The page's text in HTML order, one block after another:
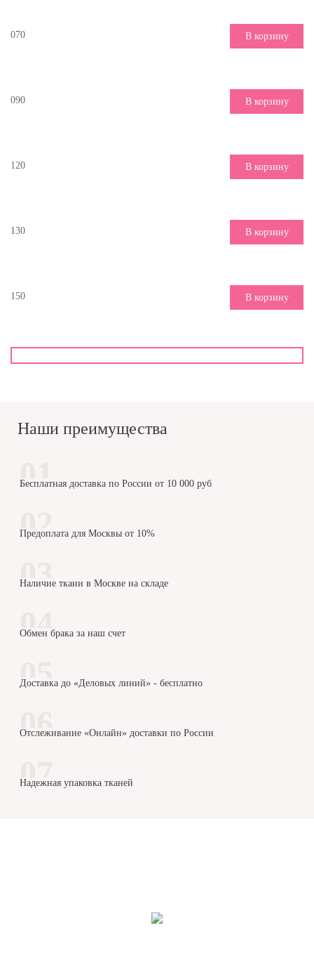
070 В корзину
090 В корзину
120 В корзину
130 В корзину
150 В корзину
Наши преимущества
Бесплатная доставка по России от 10 000 руб
Предоплата для Москвы от 10%
Наличие ткани в Москве на складе
Обмен брака за наш счет
Доставка до «Деловых линий» - бесплатно
Отслеживание «Онлайн» доставки по России
Надежная упаковка тканей